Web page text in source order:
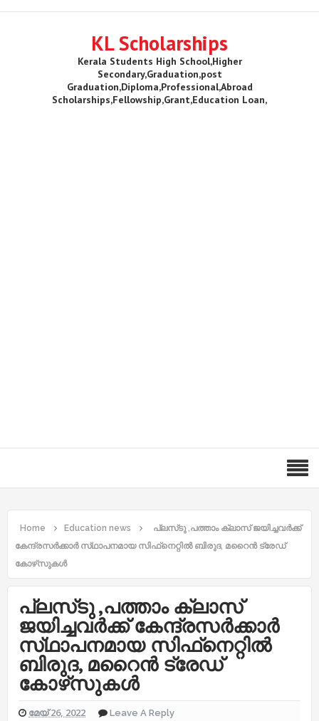
KL Scholarships
Kerala Students High School,Higher
Secondary,Graduation,post
Graduation,Diploma,Professional,Abroad
Scholarships,Fellowship,Grant,Education Loan,
Home Education news
പ്ലസ്‌ടു ,പത്താം ക്ലാസ് ജയിച്ചവർക്ക്
കേന്ദ്രസർക്കാർ സ്‌ഥാപനമായ സിഫ്‌നെറ്റിൽ ബിരുദ, മറൈൻ ട്രേഡ്
കോഴ്‌സുകൾ
പ്ലസ്‌ടു ,പത്താം ക്ലാസ്
ജയിച്ചവർക്ക് കേന്ദ്രസർക്കാർ
സ്‌ഥാപനമായ സിഫ്‌നെറ്റിൽ
ബിരുദ, മറൈൻ ട്രേഡ്
കോഴ്‌സുകൾ
മേയ് 26, 2022 Leave A Reply